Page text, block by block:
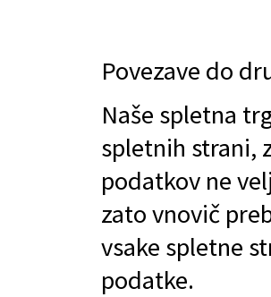
Povezave do
Naše spletna
spletnih strani,
podatkov ne
zato vnovič
vsake spletne
podatke.